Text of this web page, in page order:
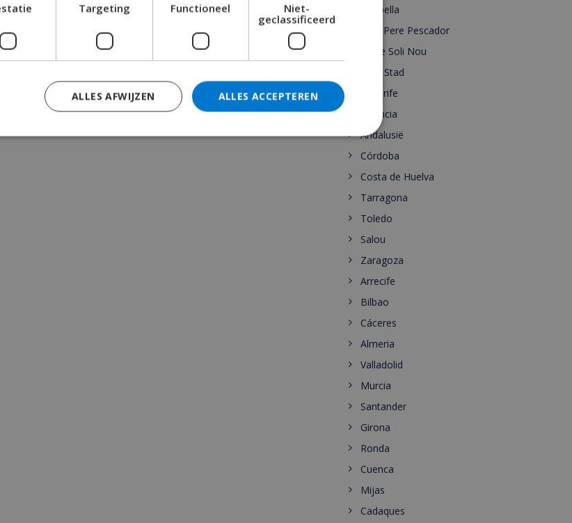
Marbella
Sant Pere Pescador
Torre Soli Nou
Ibiza Stad
Tenerife
Valencia
Andalusië
Córdoba
Costa de Huelva
Tarragona
Toledo
Salou
Zaragoza
Arrecife
Bilbao
Cáceres
Almeria
Valladolid
Murcia
Santander
Girona
Ronda
Cuenca
Mijas
Cadaques
Targeting Functioneel
Niet-
geclassificeerd
ALLES ACCEPTEREN
ALLES AFWIJZEN